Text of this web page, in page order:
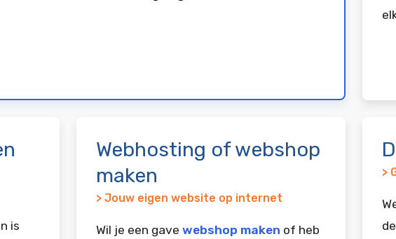
is
Webhosting of webshop
maken
> Jouw eigen website op internet
Wil je een gave webshop maken of heb
>